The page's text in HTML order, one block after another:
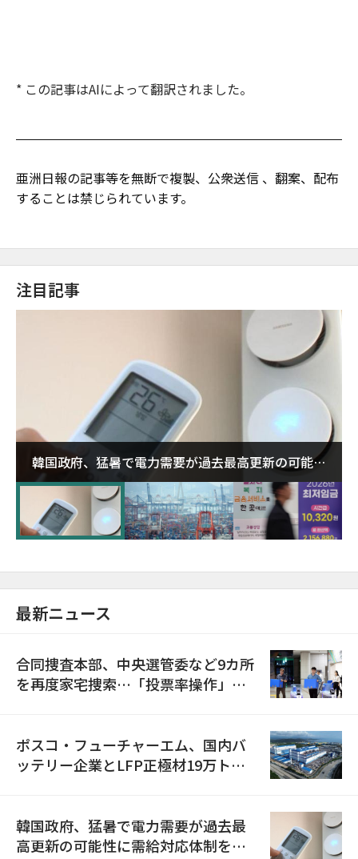
* この記事はAIによって翻訳されました。
亜洲日報の記事等を無断で複製、公衆送信 、翻案、配布
することは禁じられています。
注目記事
韓国政府、猛暑で電力需要が過去最高更新の可能性
に需給対応体制を点検
最新ニュース
合同捜査本部、中央選管委など9カ所
を再度家宅捜索…「投票率操作」の
ポスコ・フューチャーエム、国内バ
ッテリー企業とLFP正極材19万トン
韓国政府、猛暑で電力需要が過去最
高更新の可能性に需給対応体制を点